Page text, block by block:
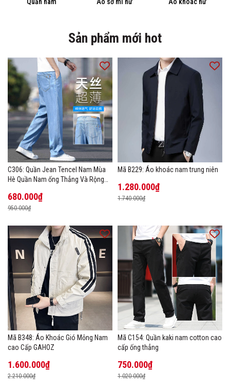
Sản phẩm mới hot
C306: Quần Jean Tencel Nam Mùa
Hè Quần Nam ống Thẳng Và Rộng
680.000₫
950.000₫
Mã B229: Áo khoác nam trung niên
1.280.000₫
1.740.000₫
Mã B348: Áo Khoác Gió Mỏng Nam
cao Cấp GAHOZ
1.600.000₫
2.210.000₫
Mã C154: Quần kaki nam cotton cao
cấp ống thẳng
750.000₫
1.020.000₫